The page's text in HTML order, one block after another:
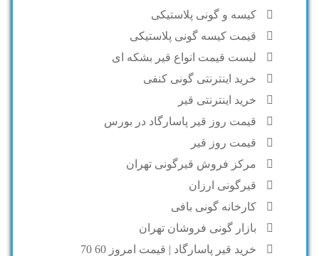
کیسه و گونی پلاستیکی
قیمت کیسه گونی پلاستیکی
لیست قیمت انواع قیر بشکه ای
خرید اینترنتی گونی کنفی
خرید اینترنتی قیر
قیمت روز قیر پاسارگاد در بورس
قیمت روز قیر
مرکز فروش قیرگونی تهران
قیرگونی ارزان
کارخانه گونی بافی
بازار گونی فروشان تهران
خرید قیر پاسارگاد | قیمت امروز 60 70